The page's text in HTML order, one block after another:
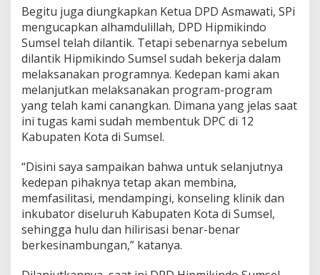
Begitu juga diungkapkan Ketua DPD Asmawati, SPi
mengucapkan alhamdulillah, DPD Hipmikindo
Sumsel telah dilantik. Tetapi sebenarnya sebelum
dilantik Hipmikindo Sumsel sudah bekerja dalam
melaksanakan programnya. Kedepan kami akan
melanjutkan melaksanakan program-program
yang telah kami canangkan. Dimana yang jelas saat
ini tugas kami sudah membentuk DPC di 12
Kabupaten Kota di Sumsel.
“Disini saya sampaikan bahwa untuk selanjutnya
kedepan pihaknya tetap akan membina,
memfasilitasi, mendampingi, konseling klinik dan
inkubator diseluruh Kabupaten Kota di Sumsel,
sehingga hulu dan hilirisasi benar-benar
berkesinambungan,” katanya.